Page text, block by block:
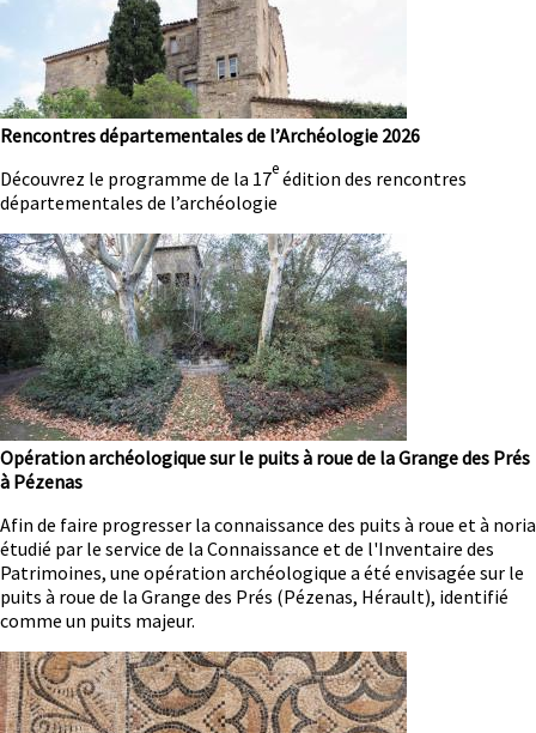
Rencontres départementales de l’Archéologie 2026
Résumé
Découvrez le programme de la 17eédition des rencontres
départementales de l’archéologie
Image
Opération archéologique sur le puits à roue de la Grange des Prés
à Pézenas
Résumé
Afin de faire progresser la connaissance des puits à roue et à noria
étudié par le service de la Connaissance et de l'Inventaire des
Patrimoines, une opération archéologique a été envisagée sur le
puits à roue de la Grange des Prés (Pézenas, Hérault), identifié
comme un puits majeur.
Image